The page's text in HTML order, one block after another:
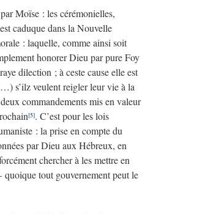
Moïse : les cérémonielles,
caduque dans la Nouvelle
: laquelle, comme ainsi soit
honorer Dieu par pure Foy
dilection ; à ceste cause elle est
s’ilz veulent reigler leur vie à la
commandements mis en valeur
[5]. C’est pour les lois
: la prise en compte du
par Dieu aux Hébreux, en
chercher à les mettre en
tout gouvernement peut le